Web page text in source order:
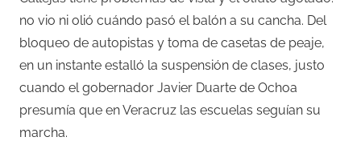
no vio ni olió cuándo pasó el balón a su cancha. Del
bloqueo de autopistas y toma de casetas de peaje,
en un instante estalló la suspensión de clases, justo
cuando el gobernador Javier Duarte de Ochoa
presumía que en Veracruz las escuelas seguían su
marcha.